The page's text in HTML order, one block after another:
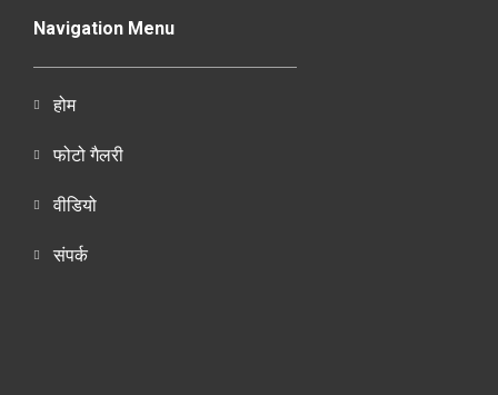
Navigation Menu
होम
फोटो गैलरी
वीडियो
संपर्क